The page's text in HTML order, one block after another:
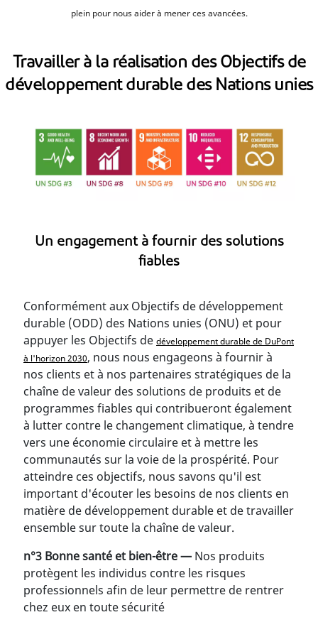
plein pour nous aider à mener ces avancées.
Travailler à la réalisation des Objectifs de
développement durable des Nations unies
Un engagement à fournir des solutions
fiables
Conformément aux Objectifs de développement
durable (ODD) des Nations unies (ONU) et pour
appuyer les Objectifs de développement durable de DuPont
à l'horizon 2030, nous nous engageons à fournir à
nos clients et à nos partenaires stratégiques de la
chaîne de valeur des solutions de produits et de
programmes fiables qui contribueront également
à lutter contre le changement climatique, à tendre
vers une économie circulaire et à mettre les
communautés sur la voie de la prospérité. Pour
atteindre ces objectifs, nous savons qu'il est
important d'écouter les besoins de nos clients en
matière de développement durable et de travailler
ensemble sur toute la chaîne de valeur.
n°3 Bonne santé et bien-être — Nos produits
protègent les individus contre les risques
professionnels afin de leur permettre de rentrer
chez eux en toute sécurité